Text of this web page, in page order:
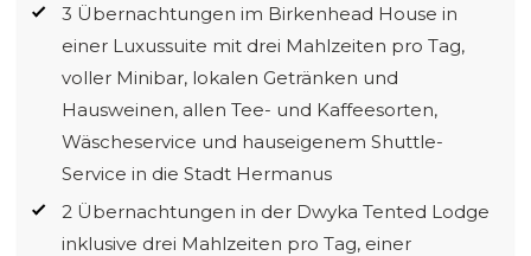
3 Übernachtungen im Birkenhead House in
einer Luxussuite mit drei Mahlzeiten pro Tag,
voller Minibar, lokalen Getränken und
Hausweinen, allen Tee- und Kaffeesorten,
Wäscheservice und hauseigenem Shuttle-
Service in die Stadt Hermanus
2 Übernachtungen in der Dwyka Tented Lodge
inklusive drei Mahlzeiten pro Tag, einer